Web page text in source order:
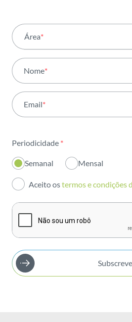
Área*
Atividade
Institucional
Inovação
Investidores
Publicações
Nome*
Email*
Periodicidade *
Semanal Mensal
Aceito ostermos e condições